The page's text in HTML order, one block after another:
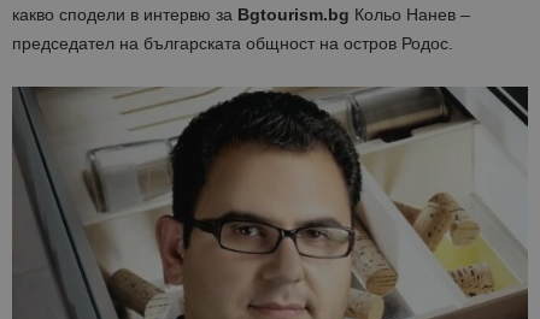
какво сподели в интервю за Bgtourism.bg Кольо Нанев –
председател на българската общност на остров Родос.